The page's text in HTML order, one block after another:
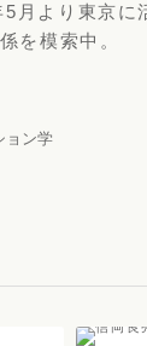
月より東京に
を模索中。
ョン学